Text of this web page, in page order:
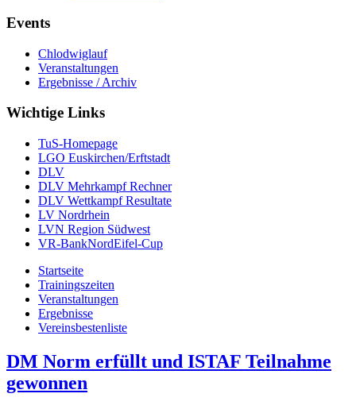
Events
Chlodwiglauf
Veranstaltungen
Ergebnisse / Archiv
Wichtige Links
TuS-Homepage
LGO Euskirchen/Erftstadt
DLV
DLV Mehrkampf Rechner
DLV Wettkampf Resultate
LV Nordrhein
LVN Region Südwest
VR-BankNordEifel-Cup
Startseite
Trainingszeiten
Veranstaltungen
Ergebnisse
Vereinsbestenliste
DM Norm erfüllt und ISTAF Teilnahme
gewonnen